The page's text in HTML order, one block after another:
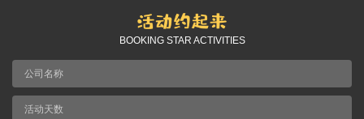
BOOKING STAR ACTIVITIES